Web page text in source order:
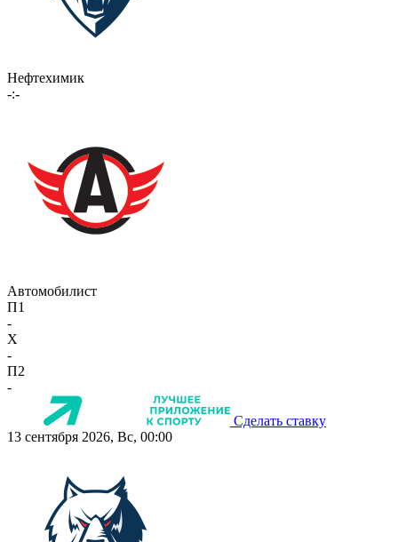
Нефтехимик
-:-
Автомобилист
П1
-
X
-
П2
-
Сделать ставку
13 сентября 2026, Вс, 00:00